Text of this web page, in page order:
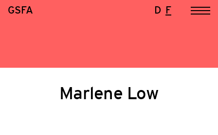
GSFA D F
Marlene Low